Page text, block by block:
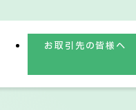
お取引先の皆様へ